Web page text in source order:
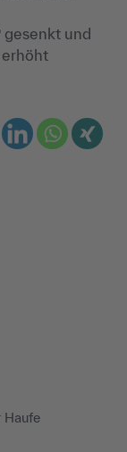
gesenkt und
erhöht
Haufe